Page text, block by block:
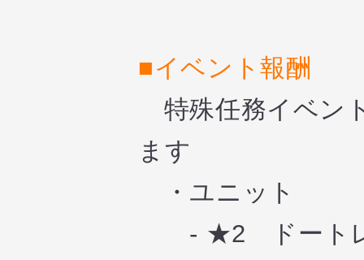
■イベント報酬
特殊任務イベン
ます
・ユニット
- ★2 ドートレ